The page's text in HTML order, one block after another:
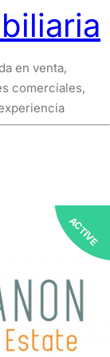
en venta,
comerciales,
ACTIVE